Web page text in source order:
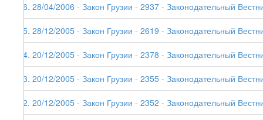
46. 28/04/2006 - Закон Грузии - 2937 - Законодательный
45. 28/12/2005 - Закон Грузии - 2619 - Законодательный
44. 20/12/2005 - Закон Грузии - 2378 - Законодательный
43. 20/12/2005 - Закон Грузии - 2355 - Законодательный
42. 20/12/2005 - Закон Грузии - 2352 - Законодательный